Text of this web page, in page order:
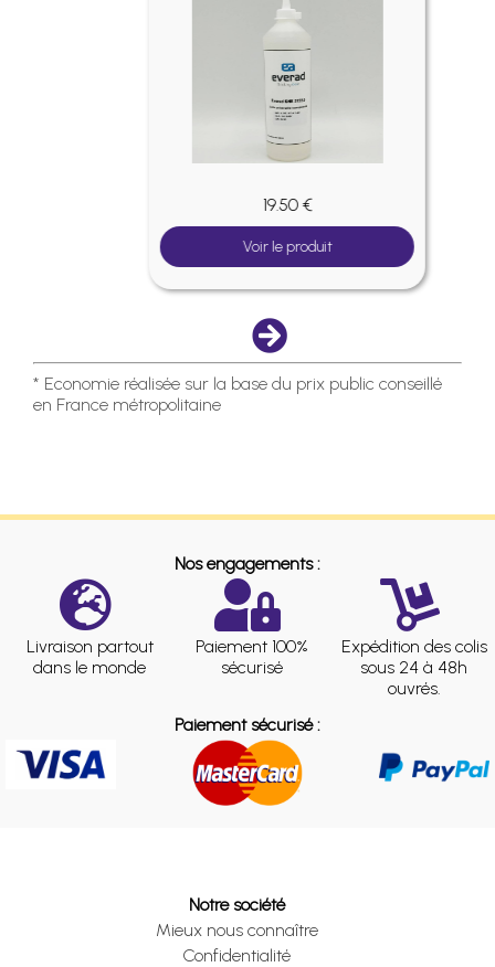
19.50 €
Voir le produit
* Economie réalisée sur la base du prix public conseillé
en France métropolitaine
Nos engagements :
Livraison partout
dans le monde
Paiement 100%
sécurisé
Expédition des colis
sous 24 à 48h
ouvrés.
Paiement sécurisé :
Notre société
Mieux nous connaître
Confidentialité